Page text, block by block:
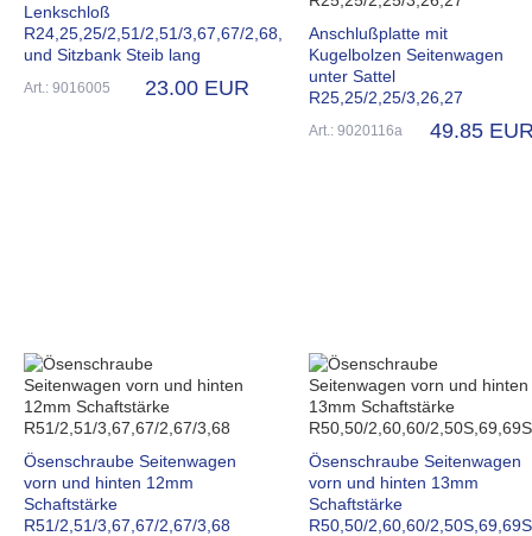
Lenkschloß
R24,25,25/2,51/2,51/3,67,67/2,68,
und Sitzbank Steib lang
Art.: 9016005 23.00 EUR
Anschlußplatte mit
Kugelbolzen Seitenwagen
unter Sattel
R25,25/2,25/3,26,27
Art.: 9020116a 49.85
Ösenschraube Seitenwagen
vorn und hinten 12mm
Schaftstärke
R51/2,51/3,67,67/2,67/3,68
Ösenschraube Seitenwagen
vorn und hinten 13mm
Schaftstärke
R50,50/2,60,60/2,50S,69,69S